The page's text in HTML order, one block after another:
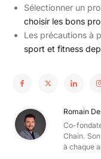
Sélectionner un
choisir les bons
Les précautions à
sport et fitness
Romain
Co-
Chain.
à chaque